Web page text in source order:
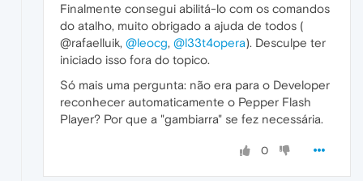
Finalmente consegui abilitá-lo com os comandos
do atalho, muito obrigado a ajuda de todos (
@rafaelluik, @leocg, @l33t4opera). Desculpe ter
iniciado isso fora do topico.
Só mais uma pergunta: não era para o Developer
reconhecer automaticamente o Pepper Flash
Player? Por que a "gambiarra" se fez necessária.
0